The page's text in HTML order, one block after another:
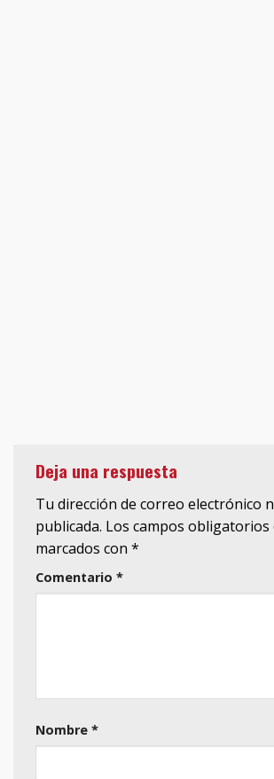
Deja una respuesta
Tu dirección de correo electrónico
publicada. Los campos obligatorios
marcados con *
Comentario *
Nombre *